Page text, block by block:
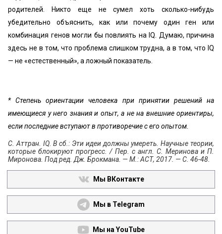
родителей. Никто еще не сумел хоть сколько-нибудь
убедительно объяснить, как или почему один ген или
комбинация генов могли бы повлиять на IQ. Думаю, причина
здесь не в том, что проблема слишком трудна, а в том, что IQ
— не «естественный», а ложный показатель
*Степень ориентации человека при принятии решений на
имеющиеся у него знания и опыт, а не на внешние ориентиры,
если последние вступают в противоречие с его опытом.
С. Аттран. IQ. В сб.: Эти идеи должны умереть. Научные теории,
которые блокируют прогресс. / Пер. с англ. С. Меринова и П.
Миронова. Под ред. Дж. Брокмана. — М.: АСТ, 2017. — С. 46-48.
Мы ВКонтакте
Мы в Telegram
Мы на YouTube